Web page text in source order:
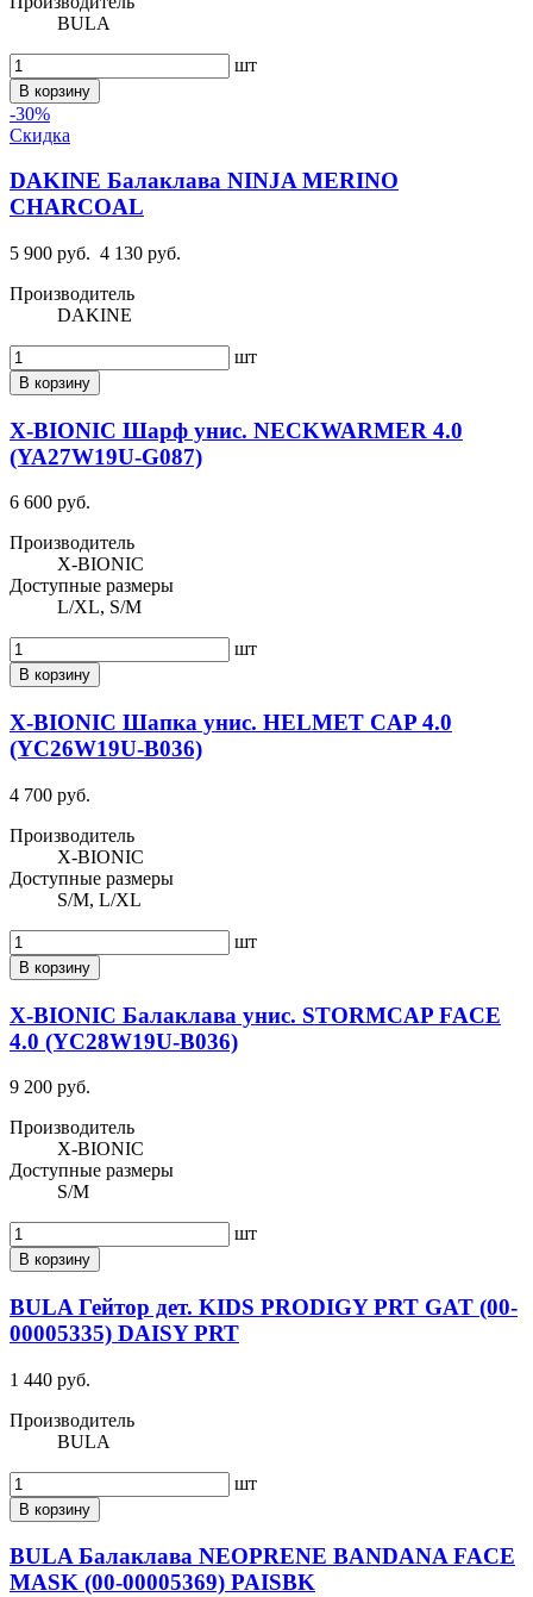
BULA
шт
В корзину
-30%
Скидка
DAKINE Балаклава NINJA MERINO
CHARCOAL
5 900 руб. 4 130 руб.
Производитель
DAKINE
шт
В корзину
X-BIONIC Шарф унис. NECKWARMER 4.0
(YA27W19U-G087)
6 600 руб.
Производитель
X-BIONIC
Доступные размеры
L/XL, S/M
шт
В корзину
X-BIONIC Шапка унис. HELMET CAP 4.0
(YC26W19U-B036)
4 700 руб.
Производитель
X-BIONIC
Доступные размеры
S/M, L/XL
шт
В корзину
X-BIONIC Балаклава унис. STORMCAP FACE
4.0 (YC28W19U-B036)
9 200 руб.
Производитель
X-BIONIC
Доступные размеры
S/M
шт
В корзину
BULA Гейтор дет. KIDS PRODIGY PRT GAT (00-
00005335) DAISY PRT
1 440 руб.
Производитель
BULA
шт
В корзину
BULA Балаклава NEOPRENE BANDANA FACE
MASK (00-00005369) PAISBK